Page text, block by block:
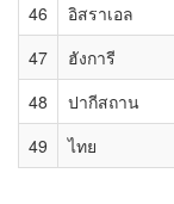
46
อิสราเอล
47
ฮังการี
48
ปากีสถาน
49
ไทย